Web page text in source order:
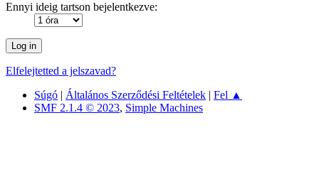
Ennyi ideig tartson bejelentkezve:
Elfelejtetted a jelszavad?
Súgó | Általános Szerződési Feltételek | Fel ▲
SMF 2.1.4 © 2023, Simple Machines